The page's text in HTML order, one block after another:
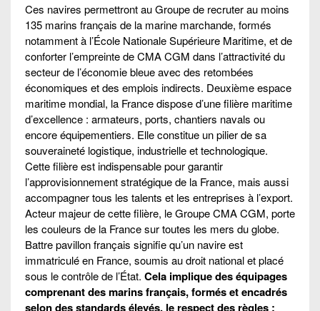
Ces navires permettront au Groupe de recruter au moins
135 marins français de la marine marchande, formés
notamment à l’École Nationale Supérieure Maritime, et de
conforter l’empreinte de CMA CGM dans l’attractivité du
secteur de l’économie bleue avec des retombées
économiques et des emplois indirects. Deuxième espace
maritime mondial, la France dispose d’une filière maritime
d’excellence : armateurs, ports, chantiers navals ou
encore équipementiers. Elle constitue un pilier de sa
souveraineté logistique, industrielle et technologique.
Cette filière est indispensable pour garantir
l’approvisionnement stratégique de la France, mais aussi
accompagner tous les talents et les entreprises à l’export.
Acteur majeur de cette filière, le Groupe CMA CGM, porte
les couleurs de la France sur toutes les mers du globe.
Battre pavillon français signifie qu’un navire est
immatriculé en France, soumis au droit national et placé
sous le contrôle de l’État. Cela implique des équipages
comprenant des marins français, formés et encadrés
selon des standards élevés, le respect des règles :